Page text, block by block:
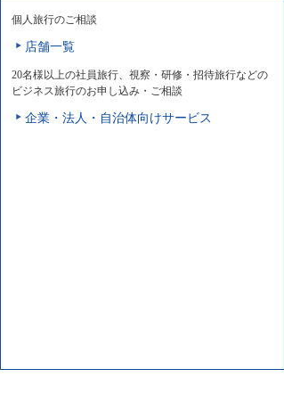
個人旅行のご相談
店舗一覧
20名様以上の社員旅行、視察・研修・招待旅行などの
ビジネス旅行のお申し込み・ご相談
企業・法人・自治体向けサービス